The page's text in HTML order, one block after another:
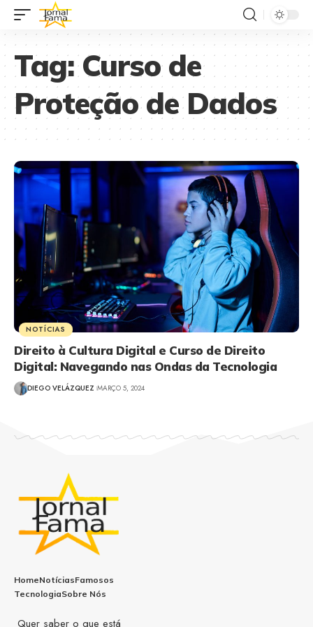
Tag:Curso de
Proteção de Dados
NOTÍCIAS
Direito à Cultura Digital e Curso de Direito
Digital: Navegando nas Ondas da Tecnologia
DIEGO VELÁZQUEZ MARÇO 5, 2024
HomeNotíciasFamosos
TecnologiaSobre Nós
Quer saber o que está